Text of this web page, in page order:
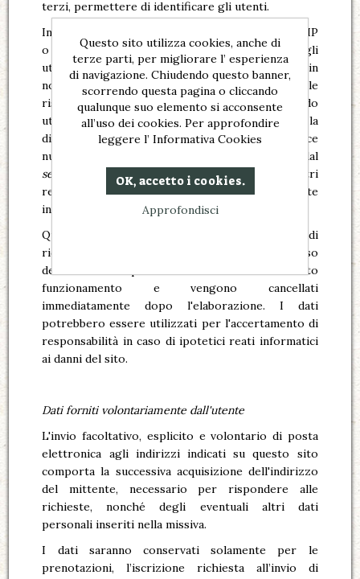
terzi, permettere di identificare gli utenti.
In questa categoria di dati rientrano gli indirizzi IP
o i nomi a dominio dei computer utilizzati dagli
utenti che si connettono al sito, gli indirizzi in
notazione
URI (Uniform Resource Identifier)
delle
risorse richieste, l'orario della richiesta, il metodo
utilizzato nel sottoporre la richiesta al server, la
dimensione del file ottenuto in risposta, il codice
numerico indicante lo stato della risposta data dal
server
(buon fine, errore, ecc.) ed altri parametri
relativi al sistema operativo e all'ambiente
informatico dell'utente.
Questi dati vengono utilizzati al solo fine di
ricavare informazioni statistiche anonime sull'uso
del sito e per controllarne il corretto
funzionamento e vengono cancellati
immediatamente dopo l'elaborazione. I dati
potrebbero essere utilizzati per l'accertamento di
responsabilità in caso di ipotetici reati informatici
ai danni del sito.
Dati forniti volontariamente dall'utente
L'invio facoltativo, esplicito e volontario di posta
elettronica agli indirizzi indicati su questo sito
comporta la successiva acquisizione dell'indirizzo
del mittente, necessario per rispondere alle
richieste, nonché degli eventuali altri dati
personali inseriti nella missiva.
I dati saranno conservati solamente per le
prenotazioni, l’iscrizione richiesta all’invio di
Questo sito utilizza cookies, anche di
terze parti, per migliorare l’ esperienza
di navigazione. Chiudendo questo banner,
scorrendo questa pagina o cliccando
qualunque suo elemento si acconsente
all’uso dei cookies. Per approfondire
leggere l’ Informativa Cookies
OK, accetto i cookies.
Approfondisci